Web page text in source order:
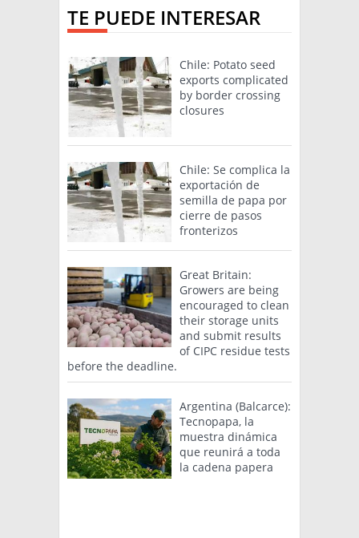
TE PUEDE INTERESAR
Chile: Potato seed
exports complicated
by border crossing
closures
Chile: Se complica la
exportación de
semilla de papa por
cierre de pasos
fronterizos
Great Britain:
Growers are being
encouraged to clean
their storage units
and submit results
of CIPC residue tests
before the deadline.
Argentina (Balcarce):
Tecnopapa, la
muestra dinámica
que reunirá a toda
la cadena papera